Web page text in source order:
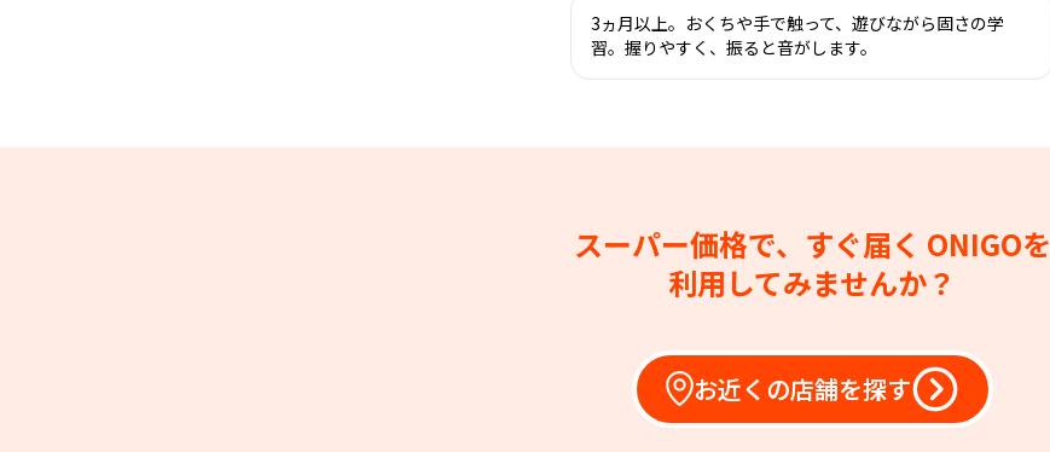
3ヵ月以上。おくちや手で触って、遊びながら固さの学
習。握りやすく、振ると音がします。
スーパー価格で、すぐ届く ONIGOを
利用してみませんか？
お近くの店舗を探す